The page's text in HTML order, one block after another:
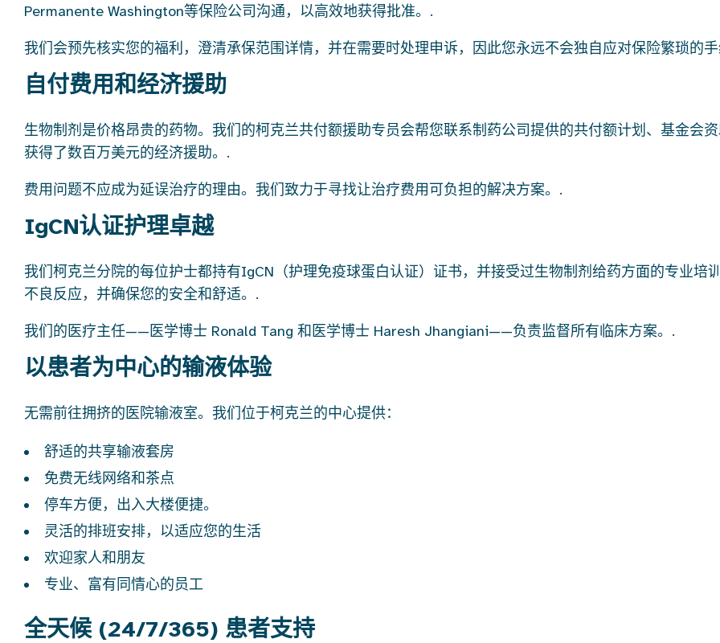
Permanente Washington等保险公司沟通，以高效地获得批准。.
我们会预先核实您的福利，澄清承保范围详情，并在需要时处理申诉，因此您永远不会独自应对保险繁琐的
自付费用和经济援助
生物制剂是价格昂贵的药物。我们的柯克兰共付额援助专员会帮您联系制药公司提供的共付额计划、基金会
获得了数百万美元的经济援助。.
费用问题不应成为延误治疗的理由。我们致力于寻找让治疗费用可负担的解决方案。.
IgCN认证护理卓越
我们柯克兰分院的每位护士都持有IgCN（护理免疫球蛋白认证）证书，并接受过生物制剂给药方面的专业培
不良反应，并确保您的安全和舒适。.
我们的医疗主任——医学博士 Ronald Tang 和医学博士 Haresh Jhangiani——负责监督所有临床方案。.
以患者为中心的输液体验
无需前往拥挤的医院输液室。我们位于柯克兰的中心提供：
舒适的共享输液套房
免费无线网络和茶点
停车方便，出入大楼便捷。
灵活的排班安排，以适应您的生活
欢迎家人和朋友
专业、富有同情心的员工
全天候 (24/7/365) 患者支持